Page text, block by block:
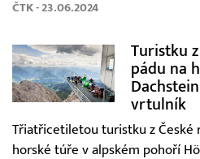
ČTK - 23.06.2024
Turistku
pádu na
vrtulník
Třiatřicetiletou turistku z České
horské túře v alpském pohoří